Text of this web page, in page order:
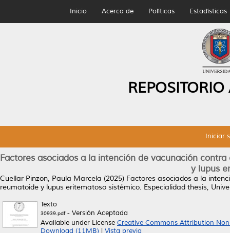
Inicio Acerca de Políticas Estadísticas
Iniciar
Factores asociados a la intención de vacunación
y lupus
Cuellar Pinzon, Paula Marcela (2025) Factores asociados a la
reumatoide y lupus eritematoso sistémico. Especialidad thesis,
Texto
30939.pdf- Versión Aceptada
Available under License Creative Commons Attribution
Download (11MB)
Vista previa